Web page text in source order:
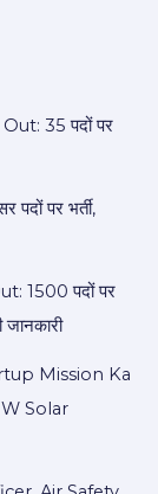
35 पदों पर
पर भर्ती,
1500 पदों पर
जानकारी
Mission Ka
Solar